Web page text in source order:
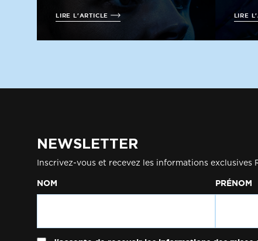
LIRE L'ARTICLE LIRE
NEWSLETTER
Inscrivez-vous et recevez les informations exclusives
NOM PRÉNOM